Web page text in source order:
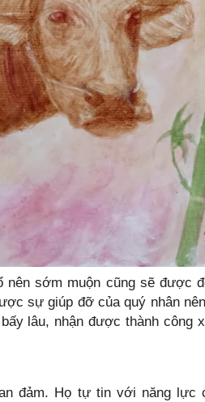
nên sớm muộn cũng sẽ được
sự giúp đỡ của quý nhân
lâu, nhận được thành công
đảm. Họ tự tin với năng lực